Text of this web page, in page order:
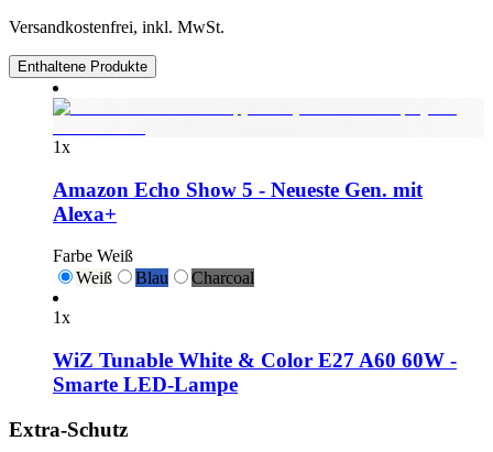
Versandkostenfrei, inkl. MwSt.
Enthaltene Produkte
1x
Amazon Echo Show 5 - Neueste Gen. mit
Alexa+
Farbe Weiß
Weiß
Blau Charcoal
1x
WiZ Tunable White & Color E27 A60 60W -
Smarte LED-Lampe
Extra-Schutz